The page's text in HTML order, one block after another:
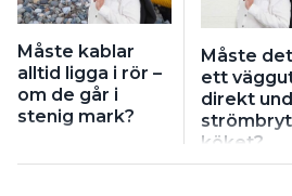
Måste kablar
alltid ligga i rör –
om de går i
stenig mark?
Måste
ett
direkt
köket?